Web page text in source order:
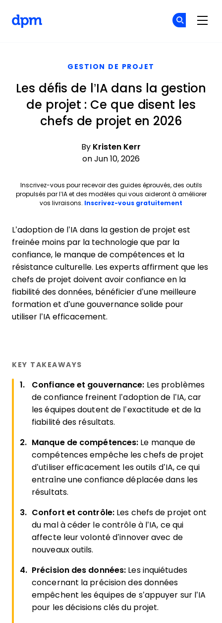
GESTION DE PROJET
Les défis de l’IA dans la gestion
de projet : Ce que disent les
chefs de projet en 2026
By Kristen Kerr
on Jun 10, 2026
Inscrivez-vous pour recevoir des guides éprouvés, des outils
propulsés par l’IA et des modèles qui vous aideront à améliorer
vos livraisons. Inscrivez-vous gratuitement
L’adoption de l’IA dans la gestion de projet est
freinée moins par la technologie que par la
confiance, le manque de compétences et la
résistance culturelle. Les experts affirment que les
chefs de projet doivent avoir confiance en la
fiabilité des données, bénéficier d’une meilleure
formation et d’une gouvernance solide pour
utiliser l’IA efficacement.
KEY TAKEAWAYS
Confiance et gouvernance: Les problèmes
de confiance freinent l’adoption de l’IA, car
les équipes doutent de l’exactitude et de la
fiabilité des résultats.
Manque de compétences: Le manque de
compétences empêche les chefs de projet
d’utiliser efficacement les outils d’IA, ce qui
entraîne une confiance déplacée dans les
résultats.
Confort et contrôle: Les chefs de projet ont
du mal à céder le contrôle à l’IA, ce qui
affecte leur volonté d’innover avec de
nouveaux outils.
Précision des données: Les inquiétudes
concernant la précision des données
empêchent les équipes de s’appuyer sur l’IA
pour les décisions clés du projet.